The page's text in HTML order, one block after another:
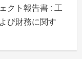
クト報告書 : 工
び財務に関す